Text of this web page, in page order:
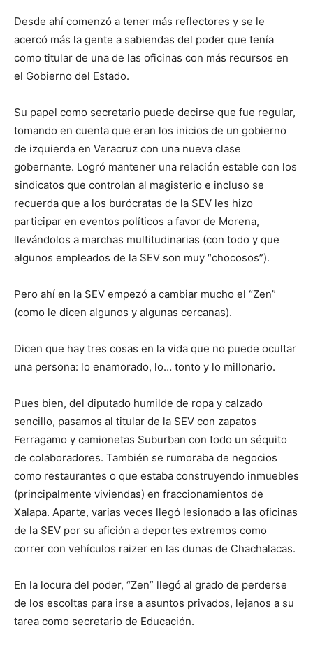
Desde ahí comenzó a tener más reflectores y se le
acercó más la gente a sabiendas del poder que tenía
como titular de una de las oficinas con más recursos en
el Gobierno del Estado.
Su papel como secretario puede decirse que fue regular,
tomando en cuenta que eran los inicios de un gobierno
de izquierda en Veracruz con una nueva clase
gobernante. Logró mantener una relación estable con los
sindicatos que controlan al magisterio e incluso se
recuerda que a los burócratas de la SEV les hizo
participar en eventos políticos a favor de Morena,
llevándolos a marchas multitudinarias (con todo y que
algunos empleados de la SEV son muy “chocosos”).
Pero ahí en la SEV empezó a cambiar mucho el “Zen”
(como le dicen algunos y algunas cercanas).
Dicen que hay tres cosas en la vida que no puede ocultar
una persona: lo enamorado, lo… tonto y lo millonario.
Pues bien, del diputado humilde de ropa y calzado
sencillo, pasamos al titular de la SEV con zapatos
Ferragamo y camionetas Suburban con todo un séquito
de colaboradores. También se rumoraba de negocios
como restaurantes o que estaba construyendo inmuebles
(principalmente viviendas) en fraccionamientos de
Xalapa. Aparte, varias veces llegó lesionado a las oficinas
de la SEV por su afición a deportes extremos como
correr con vehículos raizer en las dunas de Chachalacas.
En la locura del poder, “Zen” llegó al grado de perderse
de los escoltas para irse a asuntos privados, lejanos a su
tarea como secretario de Educación.